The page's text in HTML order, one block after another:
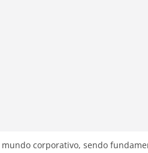
corporativo, sendo